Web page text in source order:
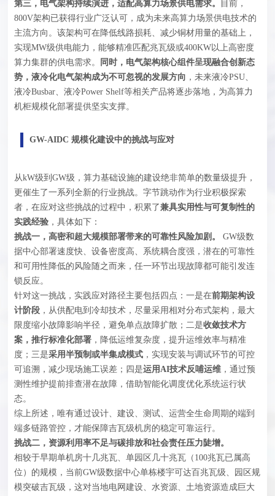
第三，电气架构持续演进，适配高算力场景供电需求。
目前，
800V架构已获得行业广泛认可，成为未来高算力场景供电技术的
主流方向。该架构可在降低线路损耗、减少铜材用量的基础上，
实现MW级供电能力，能够精准匹配兆瓦级或400KW以上高密度
算力集群的供电需求。
同时，电气架构核心组件呈现融合创新态
势，液冷化电气架构成为不可忽视的发展方向 ，未来液冷PSU、
液冷Busbar 、液冷Power Shelf等相关产品将逐步落地，为高算力
机柜规模化部署提供坚实支撑。
GW-AIDC 规模化建设中的挑战与应对
从kW级到GW级，算力基础设施的建设绝非简单的数量级提升，
更催生了一系列全新的行业挑战。字节跳动作为行业积极探索
者，在应对这些挑战的过程中，积累了兼具实用性与可复制性的
实践经验 ，具体如下：
挑战一 ，高密和超大规模部署带来的可靠性风险加剧 。
GW级数
据中心部署速度快、设备密度高、系统耦合度强，潜在的可靠性
和可用性降低的风险随之而来，任一环节出现故障都可能引发连
锁反应。
针对这一挑战，实践应对路径主要包括四点：一是在前期架构设
计阶段 ，从供配电到冷却技术，尽量采用相对分布式架构，最大
限度缩小故障影响半径，避免单点故障扩散；二是收敛技术方
案，推行标准化部署 ，降低运维复杂度，提升运维效率与精准
度；三是采用半预制或半集成模式 ，实现安装与调试环节的可控
可追溯，减少现场施工误差；四是运用AI技术反哺运维 ，通过预
测性维护提前排查潜在故障，借助智能化调度优化系统运行状
态。
综上所述，唯有通过设计、建设、测试、运营全生命周期的端到
端多链路管控，才能保障吉瓦级机房的稳定可靠运行。
挑战二 ， 资源利用率不足与碳排放和社会责任压力陡增。
相较于早期单机房十几兆瓦、单园区几十兆瓦（100兆瓦已属高
位）的规模，当前GW级数据中心单栋楼宇可达百兆瓦级、园区规
模突破吉瓦级，这对当地电网建设、水资源、土地资源造成巨大